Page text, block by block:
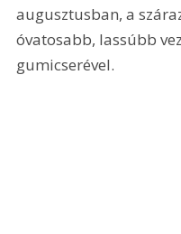
augusztusban, a
óvatosabb, lassúbb
gumicserével.